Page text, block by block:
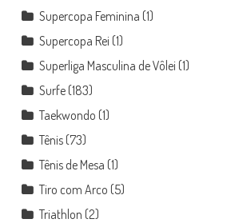
Supercopa Feminina (1)
Supercopa Rei (1)
Superliga Masculina de Vôlei (1)
Surfe(183)
Taekwondo (1)
Tênis(73)
Tênis de Mesa (1)
Tiro com Arco (5)
Triathlon (2)